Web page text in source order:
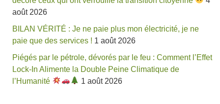
août 2026
BILAN VÉRITÉ : Je ne paie plus mon électricité, je ne
paie que des services ! 1 août 2026
Piégés par le pétrole, dévorés par le feu : Comment l’Effet
Lock-In Alimente la Double Peine Climatique de
l’Humanité
1 août 2026